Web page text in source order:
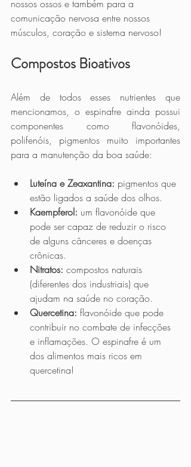
nossos ossos e também para a
comunicação nervosa entre nossos
músculos, coração e sistema nervoso!
Compostos Bioativos
Além de todos esses nutrientes que
mencionamos, o espinafre ainda possui
componentes como flavonóides,
polifenóis, pigmentos muito importantes
para a manutenção da boa saúde:
Luteína e Zeaxantina: pigmentos que
estão ligados a saúde dos olhos.
Kaempferol: um flavonóide que
pode ser capaz de reduzir o risco
de alguns cânceres e doenças
crônicas.
Nitratos: compostos naturais
(diferentes dos industriais) que
ajudam na saúde no coração.
Quercetina: flavonóide que pode
contribuir no combate de infecções
e inflamações. O espinafre é um
dos alimentos mais ricos em
quercetina!